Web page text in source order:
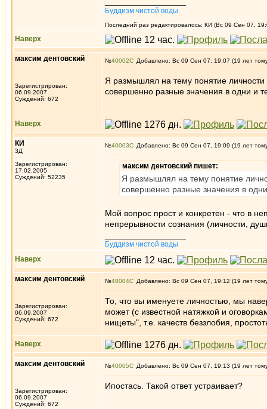
Буддизм чистой воды
Последний раз редактировалось: КИ (Вс 09 Сен 07,
Наверх
максим дентовский
Зарегистрирован:
06.09.2007
Суждений: 672
№40002 Добавлено: Вс 09 Сен 07, 19:07 (19 лет
Я размышлял на тему понятие
совершенно разные значения в одни и
Наверх
КИ
3Д
Зарегистрирован:
17.02.2005
Суждений: 52235
№40003 Добавлено: Вс 09 Сен 07, 19:09 (19 лет
максим дентовский пишет:
Я размышлял на тему понятие
совершенно разные значения в
Мой вопрос прост и конкретен - что в
непрерывности сознания (личности,
Буддизм чистой воды
Наверх
максим дентовский
Зарегистрирован:
06.09.2007
Суждений: 672
№40004 Добавлено: Вс 09 Сен 07, 19:12 (19 лет
То, что вы именуете личностью, мы
может (с известной натяжкой и
нищеты", т.е. качеств беззлобия,
Наверх
максим дентовский
Зарегистрирован:
06.09.2007
Суждений: 672
№40005 Добавлено: Вс 09 Сен 07, 19:13 (19 лет
Ипостась. Такой ответ устраивает?